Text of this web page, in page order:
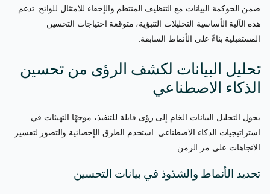
ضمن الحوكمة البيانات مع التنظيف المنتظم والإخفاء للامتثال للوائح. تدعم
هذه الآلية الأساسية التحليلات التنبؤية، متوقعة احتياجات التحسين
المستقبلية بناءً على الأنماط السابقة.
تحليل البيانات لكشف الرؤى من تحسين
الذكاء الاصطناعي
يحول التحليل البيانات الخام إلى رؤى قابلة للتنفيذ، موجهًا التهيئات في
استراتيجيات الذكاء الاصطناعي. استخدم الطرق الإحصائية والتصور لتفسير
الاتجاهات على مر الزمن.
تحديد الأنماط والشذوذ في بيانات التحسين